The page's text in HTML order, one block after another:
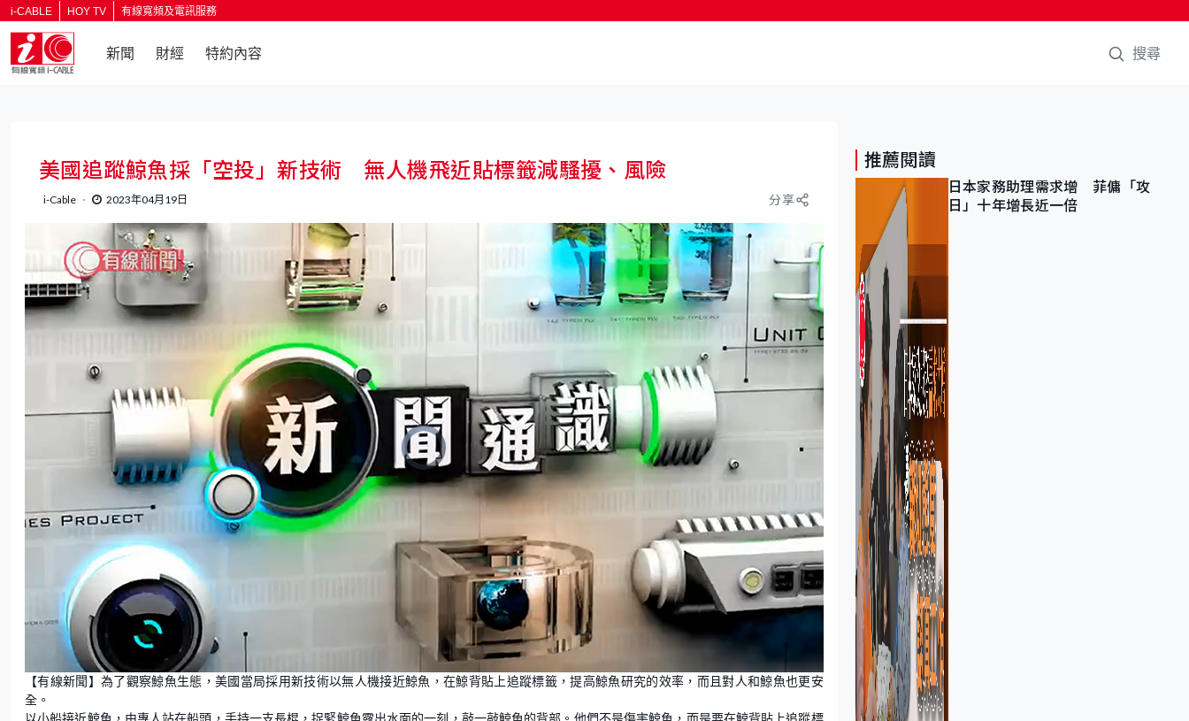
i-CABLE HOY TV 有線寬頻及電訊服務
新聞 財經 特約內容 搜尋
美國追蹤鯨魚採「空投」新技術 無人機飛近貼標籤減騷擾、風險
i-Cable 2023年04月19日 分享
U
n
m
u
o
a
d
【有線新聞】為了觀察鯨魚生態，美國當局採用新技術以無人機接近鯨魚，在鯨背貼上追蹤標籤，提高鯨魚研究的效率，而且對人和鯨魚也更安
全。
推薦閱讀
日本家務助理需求增 菲傭「攻
日」十年增長近一倍